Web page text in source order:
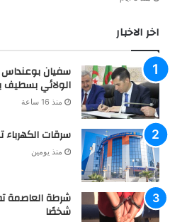
اخر الاخبار
سفيان
الولائي بسطيف
منذ 16 ساعة
سرقات الكهرباء
منذ يومين
شخصًا